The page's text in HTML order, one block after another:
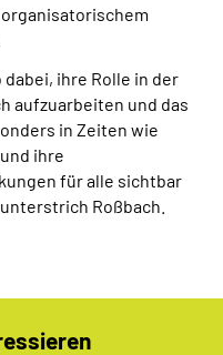
ihre Rolle in der
aufzuarbeiten und das
in Zeiten wie
ihre
für alle sichtbar
Roßbach.